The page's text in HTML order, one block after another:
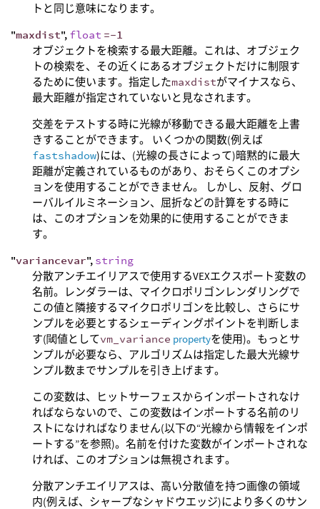
トと同じ意味になります。
"maxdist", float =-1
オブジェクトを検索する最大距離。これは、オブジェク
トの検索を、その近くにあるオブジェクトだけに制限す
るために使います。指定したmaxdistがマイナスなら、
最大距離が指定されていないと見なされます。
交差をテストする時に光線が移動できる最大距離を上書
きすることができます。 いくつかの関数(例えば
fastshadow)には、(光線の長さによって)暗黙的に最大
距離が定義されているものがあり、おそらくこのオプシ
ョンを使用することができません。 しかし、反射、グロ
ーバルイルミネーション、屈折などの計算をする時に
は、このオプションを効果的に使用することができま
す。
"variancevar", string
分散アンチエイリアスで使用するVEXエクスポート変数の
名前。レンダラーは、マイクロポリゴンレンダリングで
この値と隣接するマイクロポリゴンを比較し、さらにサ
ンプルを必要とするシェーディングポイントを判断しま
す(閾値としてvm_variance propertyを使用)。もっとサ
ンプルが必要なら、アルゴリズムは指定した最大光線サ
ンプル数までサンプルを引き上げます。
この変数は、ヒットサーフェスからインポートされなけ
ればならないので、この変数はインポートする名前のリ
ストになければなりません(以下の“光線から情報をインポ
ートする”を参照)。名前を付けた変数がインポートされな
ければ、このオプションは無視されます。
分散アンチエイリアスは、高い分散値を持つ画像の領域
内(例えば、シャープなシャドウエッジ)により多くのサン